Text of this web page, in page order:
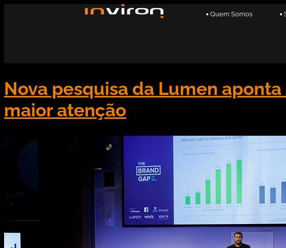
▪ Quem Somos ▪
Nova pesquisa da Lumen
maior atenção